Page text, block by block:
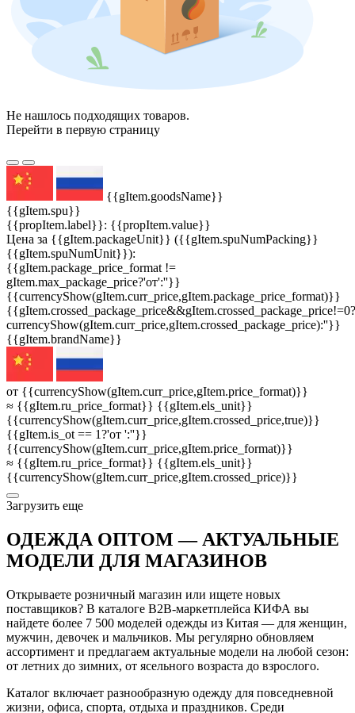
Не нашлось подходящих товаров.
Перейти в первую страницу
{{gItem.goodsName}}
{{gItem.spu}}
{{propItem.label}}: {{propItem.value}}
Цена за {{gItem.packageUnit}} ({{gItem.spuNumPacking}}
{{gItem.spuNumUnit}}):
{{gItem.package_price_format !=
gItem.max_package_price?'от':''}}
{{currencyShow(gItem.curr_price,gItem.package_price_format)}}
{{gItem.crossed_package_price&&gItem.crossed_package_price!=0?
currencyShow(gItem.curr_price,gItem.crossed_package_price):''}}
{{gItem.brandName}}
от {{currencyShow(gItem.curr_price,gItem.price_format)}}
≈ {{gItem.ru_price_format}} {{gItem.els_unit}}
{{currencyShow(gItem.curr_price,gItem.crossed_price,true)}}
{{gItem.is_ot == 1?'от ':''}}
{{currencyShow(gItem.curr_price,gItem.price_format)}}
≈ {{gItem.ru_price_format}} {{gItem.els_unit}}
{{currencyShow(gItem.curr_price,gItem.crossed_price)}}
3агрузить еще
ОДЕЖДА ОПТОМ — АКТУАЛЬНЫЕ
МОДЕЛИ ДЛЯ МАГАЗИНОВ
Открываете розничный магазин или ищете новых
поставщиков? В каталоге B2B-маркетплейса КИФА вы
найдете более 7 500 моделей одежды из Китая — для женщин,
мужчин, девочек и мальчиков. Мы регулярно обновляем
ассортимент и предлагаем актуальные модели на любой сезон:
от летних до зимних, от ясельного возраста до взрослого.
Каталог включает разнообразную одежду для повседневной
жизни, офиса, спорта, отдыха и праздников. Среди